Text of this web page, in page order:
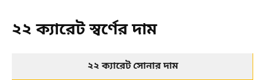
২২ ক্যারেট স্বর্ণের দাম
২২ ক্যারেট সোনার দাম